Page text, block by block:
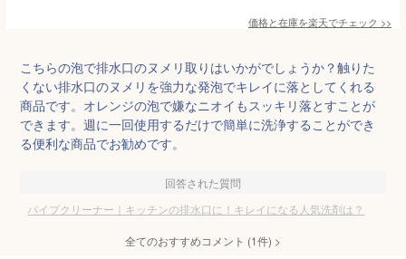
価格と在庫を楽天でチェック >>
こちらの泡で排水口のヌメリ取りはいかがでしょうか？触りた
くない排水口のヌメリを強力な発泡でキレイに落としてくれる
商品です。オレンジの泡で嫌なニオイもスッキリ落とすことが
できます。週に一回使用するだけで簡単に洗浄することができ
る便利な商品でお勧めです。
回答された質問
パイプクリーナー｜キッチンの排水口に！キレイになる人気洗剤は？
全てのおすすめコメント (1件) >